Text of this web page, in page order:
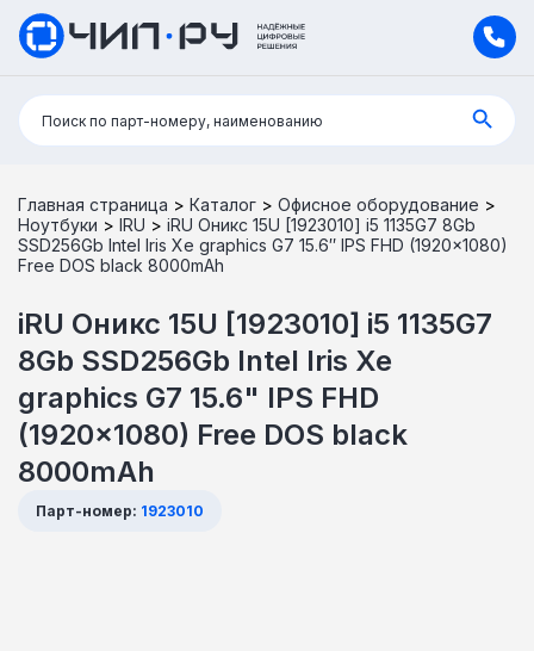
Поиск:
Поиск по парт-номеру, наименованию
Главная страница > Каталог > Офисное оборудование >
Ноутбуки > IRU > iRU Оникс 15U [1923010] i5 1135G7 8Gb
SSD256Gb Intel Iris Xe graphics G7 15.6″ IPS FHD (1920×1080)
Free DOS black 8000mAh
iRU Оникс 15U [1923010] i5 1135G7
8Gb SSD256Gb Intel Iris Xe
graphics G7 15.6" IPS FHD
(1920x1080) Free DOS black
8000mAh
Парт-номер: 1923010